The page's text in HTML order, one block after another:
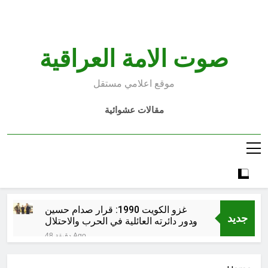
صوت الامة العراقية
موقع اعلامي مستقل
مقالات عشوائية
جديد
غزو الكويت 1990: قرار صدام حسين
ودور دائرته العائلية في الحرب والاحتلال
وعمليات النهب
48 دقيقة Ago